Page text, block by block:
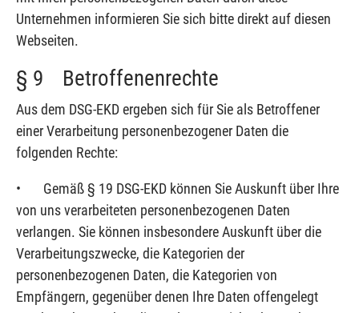
Unternehmen informieren Sie sich bitte direkt auf diesen
Webseiten.
§ 9 Betroffenenrechte
Aus dem DSG-EKD ergeben sich für Sie als Betroffener
einer Verarbeitung personenbezogener Daten die
folgenden Rechte:
• Gemäß § 19 DSG-EKD können Sie Auskunft über Ihre
von uns verarbeiteten personenbezogenen Daten
verlangen. Sie können insbesondere Auskunft über die
Verarbeitungszwecke, die Kategorien der
personenbezogenen Daten, die Kategorien von
Empfängern, gegenüber denen Ihre Daten offengelegt